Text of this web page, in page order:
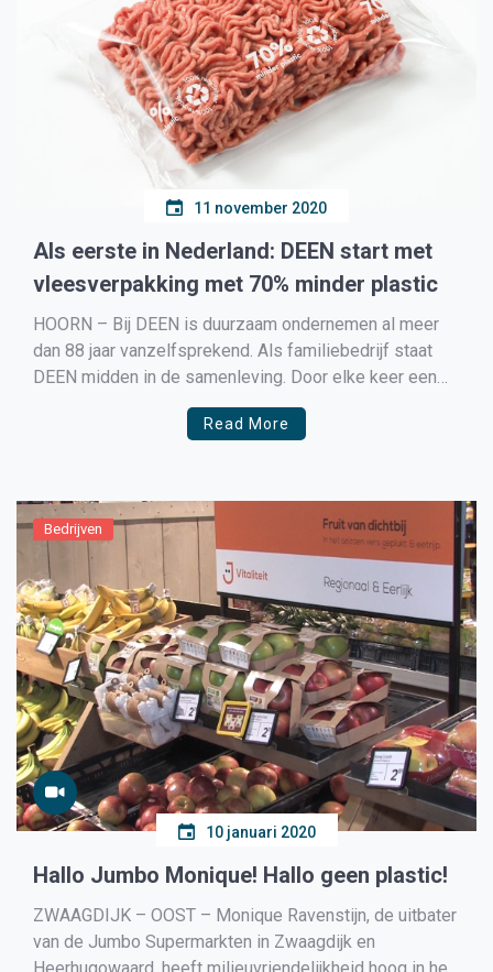
11 november 2020
Als eerste in Nederland: DEEN start met
vleesverpakking met 70% minder plastic
HOORN – Bij DEEN is duurzaam ondernemen al meer
dan 88 jaar vanzelfsprekend. Als familiebedrijf staat
DEEN midden in de samenleving. Door elke keer een
klein beetje meer te doen, blijven wij ons op een
duurzame manier ontwikkelen. Daarom doet DEEN als
Read More
Bedrijven
10 januari 2020
Hallo Jumbo Monique! Hallo geen plastic!
ZWAAGDIJK – OOST – Monique Ravenstijn, de uitbater
van de Jumbo Supermarkten in Zwaagdijk en